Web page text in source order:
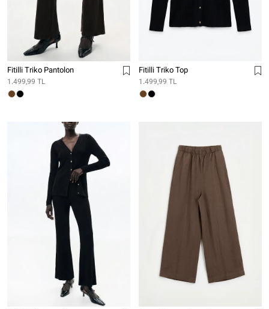
Fitilli Triko Pantolon
1.499,99 TL
Fitilli Triko Top
1.499,99 TL